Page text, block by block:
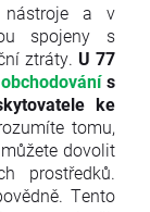
nástroje a v
spojeny s
ztráty. U 77
obchodovánís
ke
tomu,
dovolit
prostředků.
Tento